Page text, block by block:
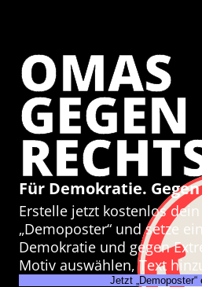
OMAS
GEGEN
Für Demokratie.
Erstelle jetzt kostenlos
„Demoposter“ und setze
Demokratie und gegen
Motiv auswählen, Text
Jetzt „Demoposter“